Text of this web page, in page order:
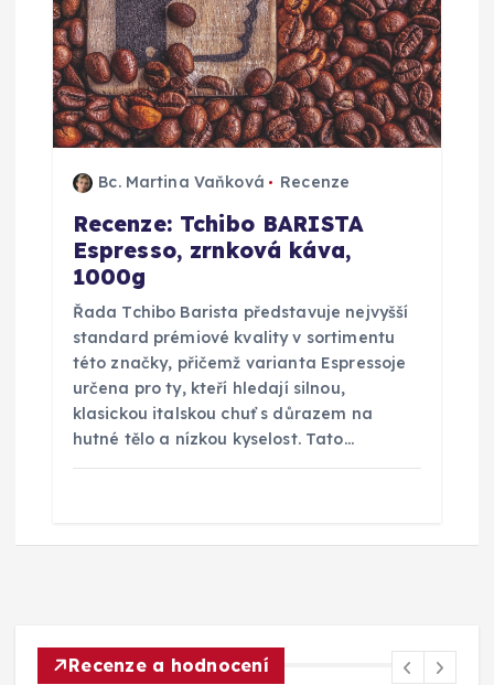
Bc. Martina Vaňková Recenze
Recenze: Tchibo BARISTA
Espresso, zrnková káva,
1000g
Řada Tchibo Barista představuje nejvyšší
standard prémiové kvality v sortimentu
této značky, přičemž varianta Espressoje
určena pro ty, kteří hledají silnou,
klasickou italskou chuť s důrazem na
hutné tělo a nízkou kyselost. Tato…
Recenze a hodnocení